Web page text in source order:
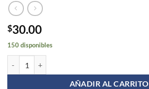
$30.00
150 disponibles
AÑADIR AL CARRITO